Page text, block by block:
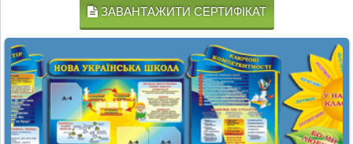
ЗАВАНТАЖИТИ СЕРТИФІКАТ